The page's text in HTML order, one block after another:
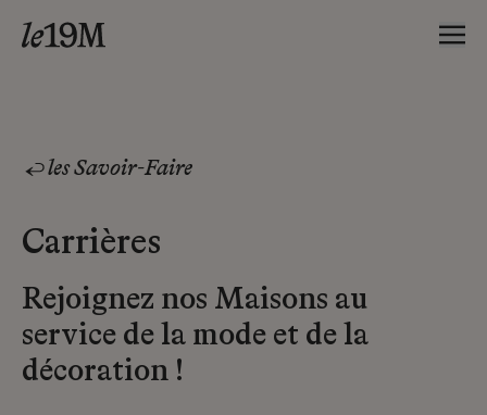
les Savoir-Faire
Carrières
Rejoignez nos Maisons au
service de la mode et de la
décoration !